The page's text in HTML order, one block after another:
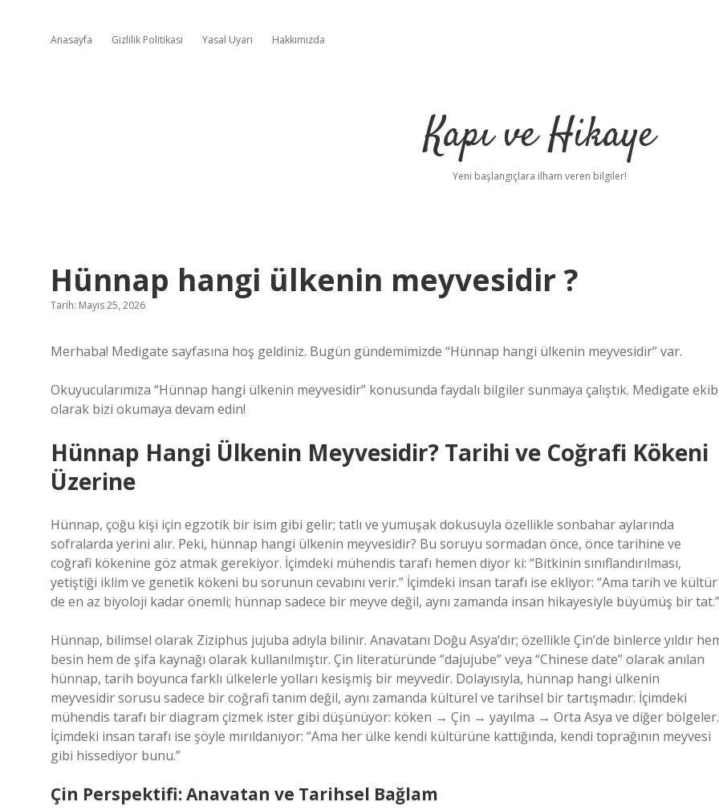
Anasayfa Gizlilik Politikası Yasal Uyarı Hakkımızda
Kapı ve Hikaye
Yeni başlangıçlara ilham veren bilgiler!
Hünnap hangi ülkenin meyvesidir ?
Tarih: Mayıs 25, 2026
Merhaba! Medigate sayfasına hoş geldiniz. Bugün gündemimizde “Hünnap hangi ülkenin meyvesidir” var.
Okuyucularımıza “Hünnap hangi ülkenin meyvesidir” konusunda faydalı bilgiler sunmaya çalıştık. Medigate
olarak bizi okumaya devam edin!
Hünnap Hangi Ülkenin Meyvesidir? Tarihi ve Coğrafi Kökeni
Üzerine
Hünnap, çoğu kişi için egzotik bir isim gibi gelir; tatlı ve yumuşak dokusuyla özellikle sonbahar aylarında
sofralarda yerini alır. Peki, hünnap hangi ülkenin meyvesidir? Bu soruyu sormadan önce, önce tarihine ve
coğrafi kökenine göz atmak gerekiyor. İçimdeki mühendis tarafı hemen diyor ki: “Bitkinin sınıflandırılması,
yetiştiği iklim ve genetik kökeni bu sorunun cevabını verir.” İçimdeki insan tarafı ise ekliyor: “Ama tarih ve kültür
de en az biyoloji kadar önemli; hünnap sadece bir meyve değil, aynı zamanda insan hikayesiyle büyümüş bir tat.”
Hünnap, bilimsel olarak Ziziphus jujuba adıyla bilinir. Anavatanı Doğu Asya’dır; özellikle Çin’de binlerce yıldır
besin hem de şifa kaynağı olarak kullanılmıştır. Çin literatüründe “dajujube” veya “Chinese date” olarak anılan
hünnap, tarih boyunca farklı ülkelerle yolları kesişmiş bir meyvedir. Dolayısıyla, hünnap hangi ülkenin
meyvesidir sorusu sadece bir coğrafi tanım değil, aynı zamanda kültürel ve tarihsel bir tartışmadır. İçimdeki
mühendis tarafı bir diagram çizmek ister gibi düşünüyor: köken → Çin → yayılma → Orta Asya ve diğer bölgeler.
İçimdeki insan tarafı ise şöyle mırıldanıyor: “Ama her ülke kendi kültürüne kattığında, kendi toprağının meyvesi
gibi hissediyor bunu.”
Çin Perspektifi: Anavatan ve Tarihsel Bağlam